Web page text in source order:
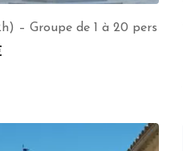
– Groupe de 1 à 20 pers
à
249.00€